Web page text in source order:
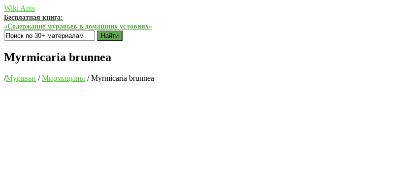
Wiki Ants
Бесплатная книга:
«Содержание муравьев в домашних условиях»
Найти
Myrmicaria brunnea
/Муравьи / Мирмицины /Myrmicaria brunnea